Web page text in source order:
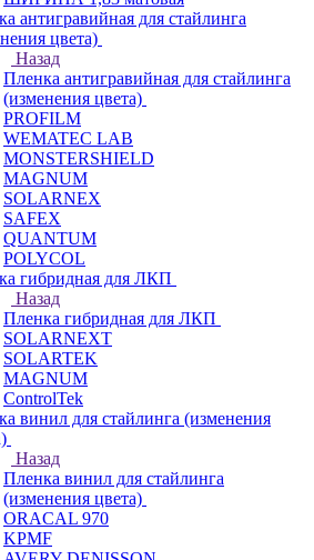
антигравийная для стайлинга
цвета)
Назад
Пленка антигравийная для стайлинга
(изменения цвета)
PROFILM
WEMATEC LAB
MONSTERSHIELD
MAGNUM
SOLARNEX
SAFEX
QUANTUM
POLYCOL
гибридная для ЛКП
Назад
Пленка гибридная для ЛКП
SOLARNEXT
SOLARTEK
MAGNUM
ControlTek
винил для стайлинга (изменения
Назад
Пленка винил для стайлинга
(изменения цвета)
ORACAL 970
KPMF